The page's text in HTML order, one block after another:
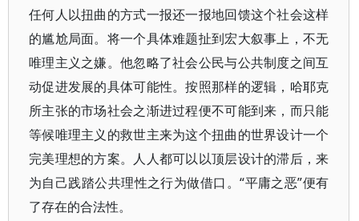
任何人以扭曲的方式一报还一报地回馈这个社会这样
的尴尬局面。将一个具体难题扯到宏大叙事上，不无
唯理主义之嫌。他忽略了社会公民与公共制度之间互
动促进发展的具体可能性。按照那样的逻辑，哈耶克
所主张的市场社会之渐进过程便不可能到来，而只能
等候唯理主义的救世主来为这个扭曲的世界设计一个
完美理想的方案。人人都可以以顶层设计的滞后，来
为自己践踏公共理性之行为做借口。“平庸之恶”便有
了存在的合法性。